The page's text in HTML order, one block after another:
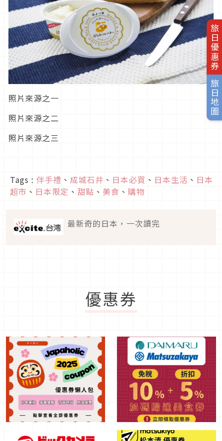
旅日優惠券
旅日地圖
照片來源之一
照片來源之二
照片來源之三
Tags : 伴手禮 、 成城石井 、 日本必買 、 日本生活 、 日本
超市 、 日本限定 、 甜點 、 美食 、 購物
最新奇的日本，一次讀完
優惠券